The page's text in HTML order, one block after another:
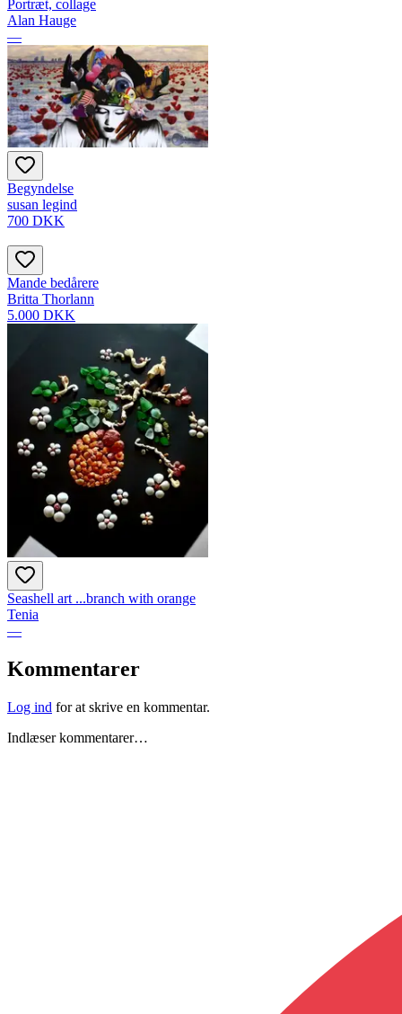
Portræt, collage
Alan Hauge
—
Begyndelse
susan legind
700 DKK
Mande bedårere
Britta Thorlann
5.000 DKK
Seashell art ...branch with orange
Tenia
—
Kommentarer
Log ind for at skrive en kommentar.
Indlæser kommentarer…